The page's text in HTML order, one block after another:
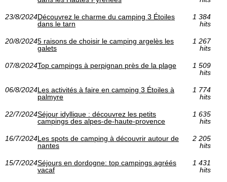
23/8/2024Découvrez le charme du camping 3 Étoiles
dans le tarn
1 384
hits
20/8/20245 raisons de choisir le camping argelès les
galets
1 267
hits
07/8/2024Top campings à perpignan près de la plage
1 509
hits
06/8/2024Les activités à faire en camping 3 Étoiles à
palmyre
1 774
hits
22/7/2024Séjour idyllique : découvrez les petits
campings des alpes-de-haute-provence
1 635
hits
16/7/2024Les spots de camping à découvrir autour de
nantes
2 205
hits
15/7/2024Séjours en dordogne: top campings agréés
vacaf
1 431
hits